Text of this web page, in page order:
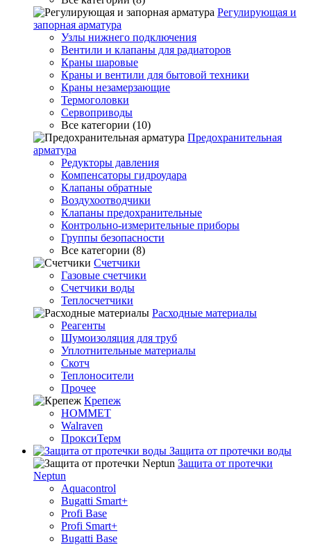
Регулирующая и
запорная арматура
Узлы нижнего подключения
Вентили и клапаны для радиаторов
Краны шаровые
Краны и вентили для бытовой техники
Краны незамерзающие
Термоголовки
Сервоприводы
Все категории (10)
Предохранительная
арматура
Редукторы давления
Компенсаторы гидроудара
Клапаны обратные
Воздухоотводчики
Клапаны предохранительные
Контрольно-измерительные приборы
Группы безопасности
Все категории (8)
Счетчики
Газовые счетчики
Счетчики воды
Теплосчетчики
Расходные материалы
Реагенты
Шумоизоляция для труб
Уплотнительные материалы
Скотч
Теплоносители
Прочее
Крепеж
HOMMET
Walraven
ПроксиТерм
Защита от протечки воды
Защита от протечки
Neptun
Aquacontrol
Bugatti Smart+
Profi Base
Profi Smart+
Bugatti Base